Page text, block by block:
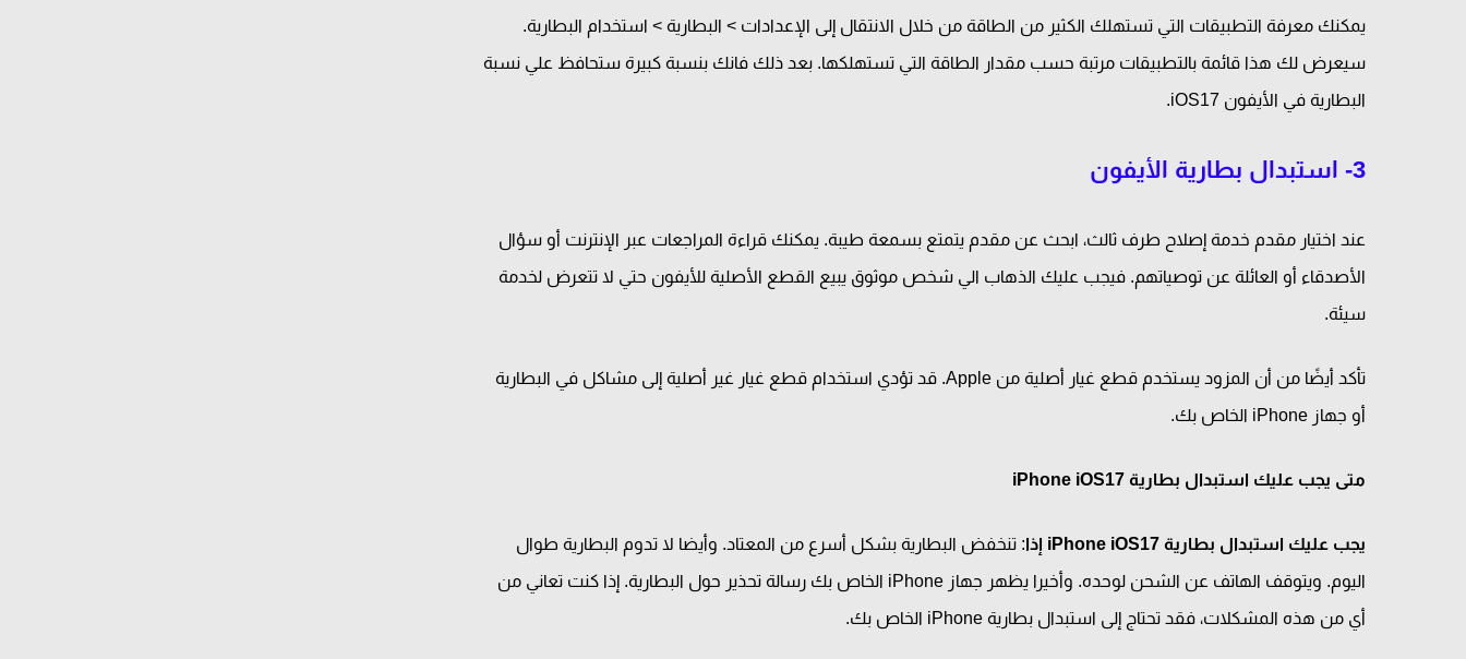
يمكنك معرفة التطبيقات التي تستهلك الكثير من الطاقة من خلال الانتقال إلى الإعدادات > البطارية > استخدام البطارية.
سيعرض لك هذا قائمة بالتطبيقات مرتبة حسب مقدار الطاقة التي تستهلكها. بعد ذلك فانك بنسبة كبيرة ستحافظ علي نسبة
البطارية في الأيفون iOS17.
3- استبدال بطارية الأيفون
عند اختيار مقدم خدمة إصلاح طرف ثالث، ابحث عن مقدم يتمتع بسمعة طيبة. يمكنك قراءة المراجعات عبر الإنترنت أو سؤال
الأصدقاء أو العائلة عن توصياتهم. فيجب عليك الذهاب الي شخص موثوق يبيع القطع الأصلية للأيفون حتي لا تتعرض لخدمة
سيئة.
تأكد أيضًا من أن المزود يستخدم قطع غيار أصلية من Apple. قد تؤدي استخدام قطع غيار غير أصلية إلى مشاكل في البطارية
أو جهاز iPhone الخاص بك.
متى يجب عليك استبدال بطارية iPhone iOS17
يجب عليك استبدال بطارية iPhone iOS17 إذا
: تنخفض البطارية بشكل أسرع من المعتاد. وأيضا لا تدوم البطارية طوال
اليوم. ويتوقف الهاتف عن الشحن لوحده. وأخيرا يظهر جهاز iPhone الخاص بك رسالة تحذير حول البطارية. إذا كنت تعاني من
أي من هذه المشكلات، فقد تحتاج إلى استبدال بطارية iPhone الخاص بك.